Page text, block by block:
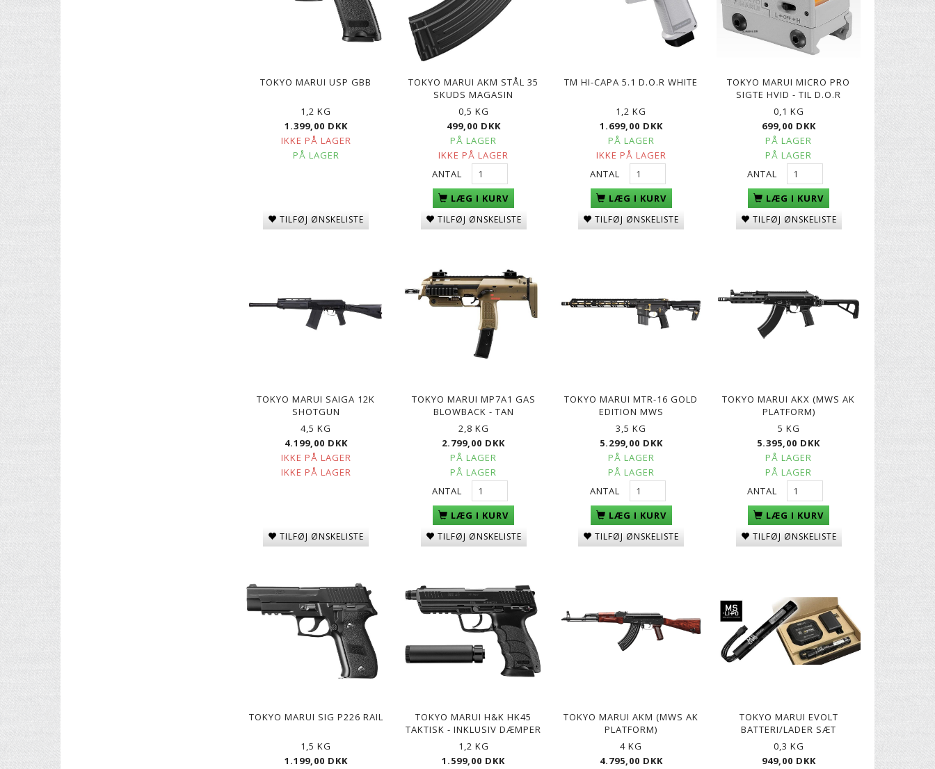
TOKYO MARUI USP GBB
1,2 KG
1.399,00 DKK
IKKE PÅ LAGER
PÅ LAGER
TILFØJ ØNSKELISTE
TOKYO MARUI AKM STÅL 35
SKUDS MAGASIN
0,5 KG
499,00 DKK
PÅ LAGER
IKKE PÅ LAGER
ANTAL
LÆG I KURV
TILFØJ ØNSKELISTE
TM HI-CAPA 5.1 D.O.R WHITE
1,2 KG
1.699,00 DKK
PÅ LAGER
IKKE PÅ LAGER
ANTAL
LÆG I KURV
TILFØJ ØNSKELISTE
TOKYO MARUI MICRO PRO
SIGTE HVID - TIL D.O.R
0,1 KG
699,00 DKK
PÅ LAGER
PÅ LAGER
ANTAL
LÆG I KURV
TILFØJ ØNSKELISTE
TOKYO MARUI SAIGA 12K
SHOTGUN
4,5 KG
4.199,00 DKK
IKKE PÅ LAGER
IKKE PÅ LAGER
TILFØJ ØNSKELISTE
TOKYO MARUI MP7A1 GAS
BLOWBACK - TAN
2,8 KG
2.799,00 DKK
PÅ LAGER
PÅ LAGER
ANTAL
LÆG I KURV
TILFØJ ØNSKELISTE
TOKYO MARUI MTR-16 GOLD
EDITION MWS
3,5 KG
5.299,00 DKK
PÅ LAGER
PÅ LAGER
ANTAL
LÆG I KURV
TILFØJ ØNSKELISTE
TOKYO MARUI AKX (MWS AK
PLATFORM)
5 KG
5.395,00 DKK
PÅ LAGER
PÅ LAGER
ANTAL
LÆG I KURV
TILFØJ ØNSKELISTE
TOKYO MARUI SIG P226 RAIL
1,5 KG
1.199,00 DKK
TOKYO MARUI H&K HK45
TAKTISK - INKLUSIV DÆMPER
1,2 KG
1.599,00 DKK
TOKYO MARUI AKM (MWS AK
PLATFORM)
4 KG
4.795,00 DKK
TOKYO MARUI EVOLT
BATTERI/LADER SÆT
0,3 KG
949,00 DKK